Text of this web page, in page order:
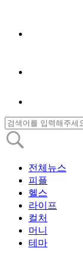
전체뉴스
피플
헬스
라이프
컬처
머니
테마